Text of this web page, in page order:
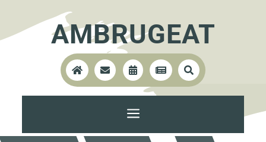
AMBRUGEAT
    
a